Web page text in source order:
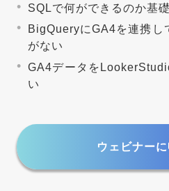
SQLで何ができるのか基
BigQueryにGA4を連携し
がない
GA4データを
い
ウェビナー